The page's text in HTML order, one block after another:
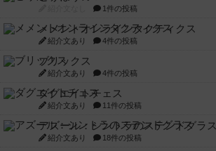
1件の投稿
メメントオンラインタクティクス
紹介文あり 4件の投稿
ブリックス
紹介文あり 4件の投稿
ダグエイトチェス
紹介文あり 11件の投稿
アズール：シントラのステンドグラス
紹介文あり 18件の投稿